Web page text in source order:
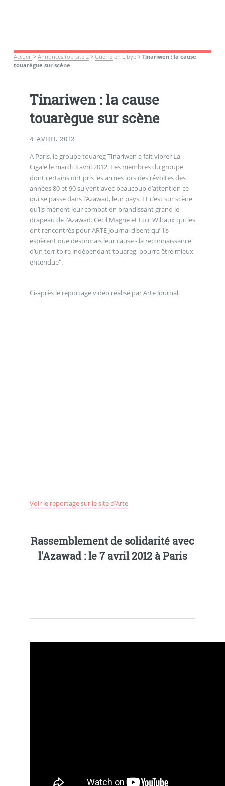
Accueil > Annonces top site 2> Guerre en Libye> Tinariwen : la cause
touarègue sur scène
Tinariwen : la cause
touarègue sur scène
4 AVRIL 2012
A Paris, le groupe touareg Tinariwen a fait vibrer La
Cigale le mardi 3 avril 2012. Les membres du groupe
dont certains ont pris les armes lors des révoltes des
années 80 et 90 suivent avec beaucoup d’attention ce
qui se passe dans l’Azawad, leur pays. Et c’est sur scène
qu’ils mènent leur combat en brandissant grand le
drapeau de l’Azawad. Cécil Magne et Loïc Wibaux qui les
ont rencontrés pour ARTE Journal disent qu’"ils
espèrent que désormais leur cause - la reconnaissance
d’un territoire indépendant touareg, pourra être mieux
entendue".
Ci-après le reportage vidéo réalisé par Arte Journal.
Voir le reportage sur le site d’Arte
Rassemblement de solidarité avec
l’Azawad : le 7 avril 2012 à Paris